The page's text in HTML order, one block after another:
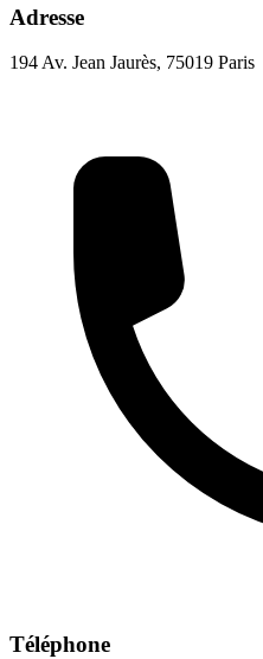
Adresse
194 Av. Jean Jaurès, 75019 Paris
Téléphone